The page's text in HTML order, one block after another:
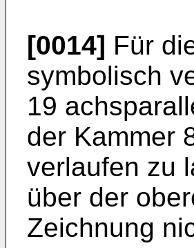
[0014] Für
symbolisch
19
der Kammer
verlaufen zu
über der
Zeichnung